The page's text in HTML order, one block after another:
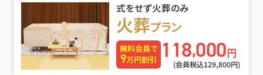
式をせず火葬のみ
火葬プラン
無料会員で
9万円割引 118,000 円
(会員税込129,800円)